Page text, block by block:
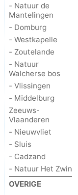
- Natuur de
Mantelingen
- Domburg
- Westkapelle
- Zoutelande
- Natuur
Walcherse bos
- Vlissingen
- Middelburg
Zeeuws-
Vlaanderen
- Nieuwvliet
- Sluis
- Cadzand
- Natuur Het Zwin
OVERIGE